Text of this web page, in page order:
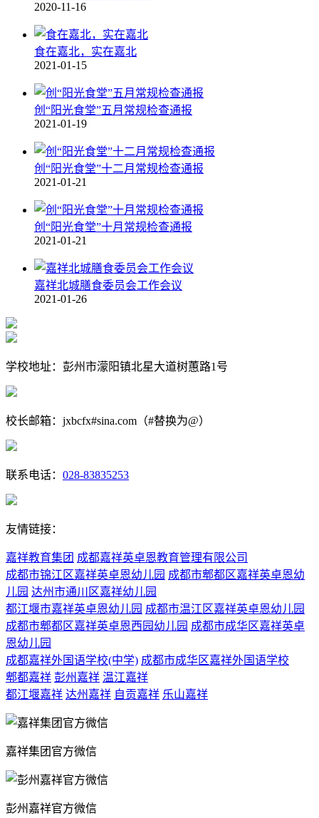
2020-11-16
食在嘉北，实在嘉北
2021-01-15
创“阳光食堂”五月常规检查通报
2021-01-19
创“阳光食堂”十二月常规检查通报
2021-01-21
创“阳光食堂”十月常规检查通报
2021-01-21
嘉祥北城膳食委员会工作会议
2021-01-26
学校地址：彭州市濛阳镇北星大道树蕙路1号
校长邮箱：jxbcfx#sina.com（#替换为@）
联系电话： 028-83835253
友情链接：
嘉祥教育集团 成都嘉祥英卓恩教育管理有限公司
成都市锦江区嘉祥英卓恩幼儿园 成都市郫都区嘉祥英卓恩幼
儿园 达州市通川区嘉祥幼儿园
都江堰市嘉祥英卓恩幼儿园 成都市温江区嘉祥英卓恩幼儿园
成都市郫都区嘉祥英卓恩西园幼儿园 成都市成华区嘉祥英卓
恩幼儿园
成都嘉祥外国语学校(中学) 成都市成华区嘉祥外国语学校
郫都嘉祥 彭州嘉祥 温江嘉祥
都江堰嘉祥 达州嘉祥 自贡嘉祥 乐山嘉祥
嘉祥集团官方微信
彭州嘉祥官方微信